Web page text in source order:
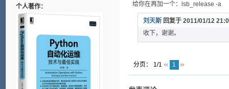
给你在再加一个：lsb_release -a
刘天斯回复于 2011/01/12
收下，谢谢。
分页： 1/1 1
个人著作：